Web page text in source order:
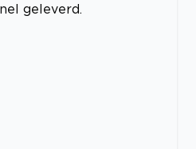
geleverd.